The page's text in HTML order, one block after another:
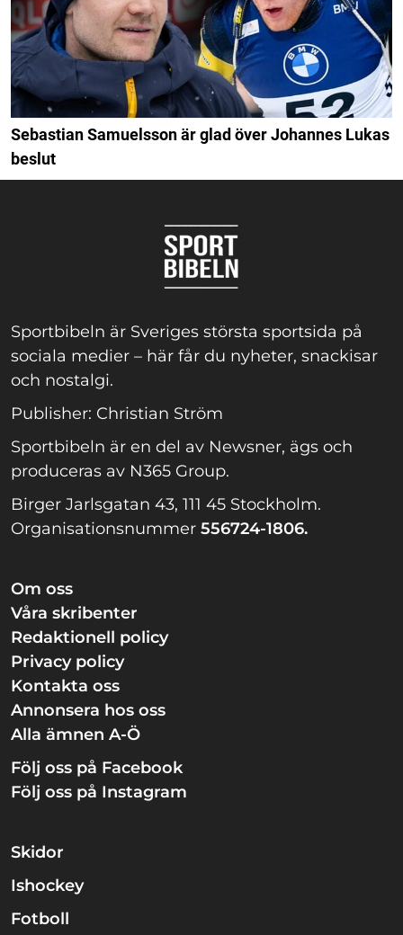
Sebastian Samuelsson är glad över Johannes Lukas
beslut
Sportbibeln är Sveriges största sportsida på
sociala medier – här får du nyheter, snackisar
och nostalgi.
Publisher: Christian Ström
Sportbibeln är en del av Newsner, ägs och
produceras av N365 Group.
Birger Jarlsgatan 43, 111 45 Stockholm.
Organisationsnummer 556724-1806.
Om oss
Våra skribenter
Redaktionell policy
Privacy policy
Kontakta oss
Annonsera hos oss
Alla ämnen A-Ö
Följ oss på Facebook
Följ oss på Instagram
Skidor
Ishockey
Fotboll